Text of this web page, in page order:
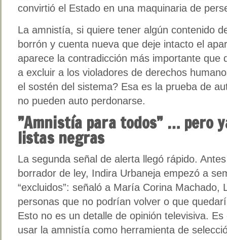
convirtió el Estado en una maquinaria de
La amnistía, si quiere tener algún contenido
borrón y cuenta nueva que deje intacto el
aparece la contradicción más importante que
a excluir a los violadores de derechos
el sostén del sistema? Esa es la prueba de
no pueden auto perdonarse.
”Amnistía para todos” … pero
listas negras
La segunda señal de alerta llegó rápido.
borrador de ley, Indira Urbaneja empezó a
“excluidos”: señaló a María Corina
personas que no podrían volver o que
Esto no es un detalle de opinión televisiva.
usar la amnistía como herramienta de